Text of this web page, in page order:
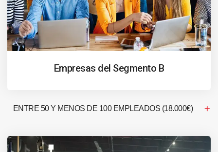
Empresas del Segmento B
ENTRE 50 Y MENOS DE 100 EMPLEADOS (18.000€)